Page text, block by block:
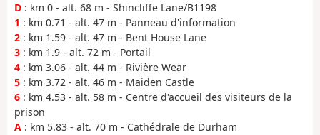
D : km 0 - alt. 68 m - Shincliffe Lane/B1198
1 : km 0.71 - alt. 47 m - Panneau d'information
2 : km 1.59 - alt. 47 m - Bent House Lane
3 : km 1.9 - alt. 72 m - Portail
4 : km 3.06 - alt. 44 m - Rivière Wear
5 : km 3.72 - alt. 46 m - Maiden Castle
6 : km 4.53 - alt. 58 m - Centre d'accueil des visiteurs de la
prison
A : km 5.83 - alt. 70 m - Cathédrale de Durham